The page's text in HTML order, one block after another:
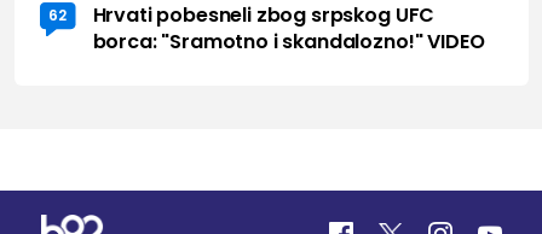
62
Hrvati pobesneli zbog srpskog UFC
borca: "Sramotno i skandalozno!" VIDEO